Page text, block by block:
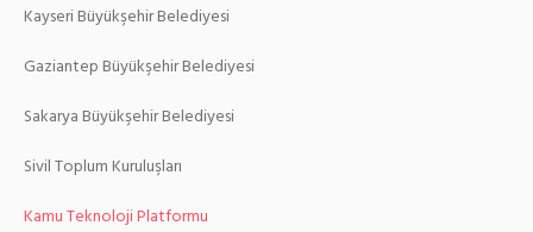
Kayseri Büyükşehir Belediyesi
Gaziantep Büyükşehir Belediyesi
Sakarya Büyükşehir Belediyesi
Sivil Toplum Kuruluşları
Kamu Teknoloji Platformu